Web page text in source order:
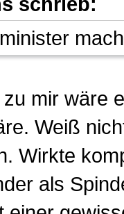
mir wäre
Weiß
Wirkte
als